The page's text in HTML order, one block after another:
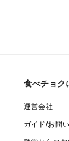
食べチョク
運営会社
ガイド/お問